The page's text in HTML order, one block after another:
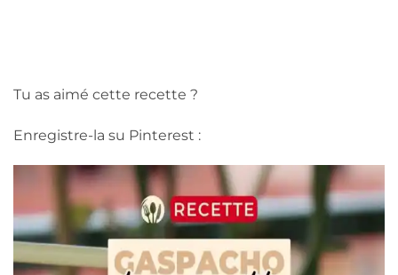
Tu as aimé cette recette ?
Enregistre-la su Pinterest :